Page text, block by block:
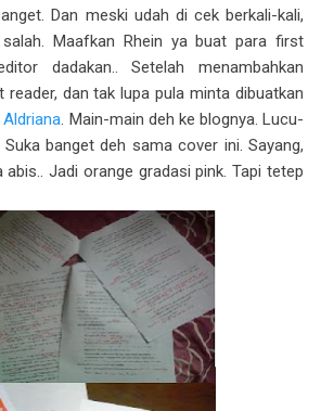
Dan meski udah di cek berkali-kali,
Maafkan Rhein ya buat para first
dadakan.. Setelah menambahkan
dan tak lupa pula minta dibuatkan
Aldriana . Main-main deh ke blognya. Lucu-
banget deh sama cover ini. Sayang,
Jadi orange gradasi pink. Tapi tetep